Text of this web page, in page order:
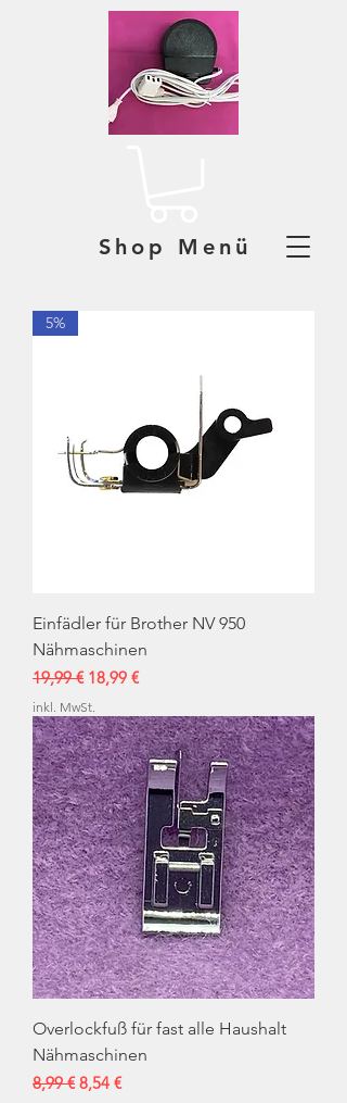
Shop Menü
5%
Einfädler für Brother NV 950
Nähmaschinen
Standardpreis
19,99 € Sale-Preis
18,99 €
inkl. MwSt.
Overlockfuß für fast alle Haushalt
Nähmaschinen
Standardpreis
8,99 € Sale-Preis
8,54 €